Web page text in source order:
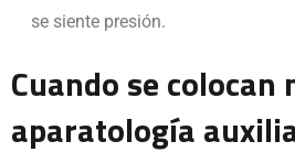
se siente presión.
Cuando se colocan
aparatología